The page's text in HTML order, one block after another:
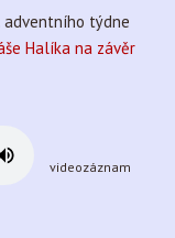
adventního týdne
Halíka na závěr
videozáznam